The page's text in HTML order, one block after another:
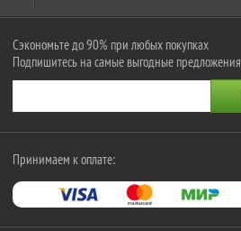
Сэкономьте до 90% при любых покупках
Подпишитесь на самые выгодные предложения
Принимаем к оплате: